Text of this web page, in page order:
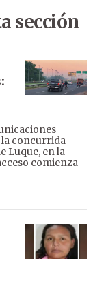
sección
la concurrida
Luque, en la
comienza